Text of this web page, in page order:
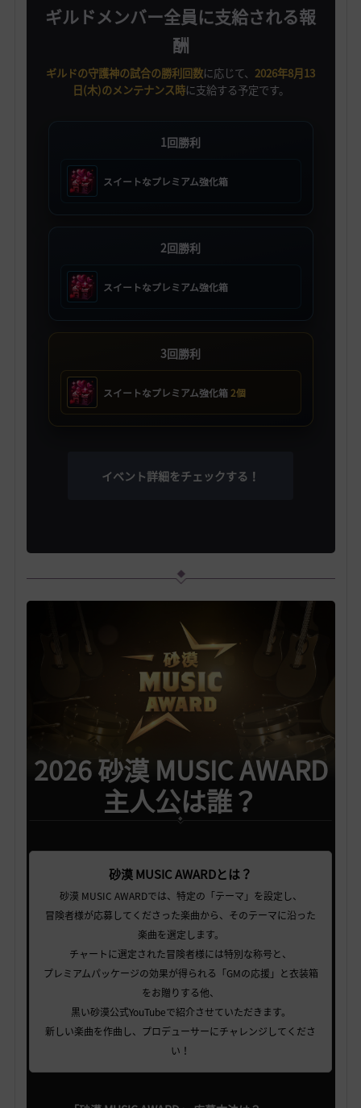
ギルドメンバー全員に支給される報
酬
ギルドの守護神の試合の勝利回数に応じて、 2026年8月13
日(木)のメンテナンス時に支給する予定です。
1回勝利
スイートなプレミアム強化箱
2回勝利
スイートなプレミアム強化箱
3回勝利
スイートなプレミアム強化箱2個
イベント詳細をチェックする！
2026 砂漠 MUSIC AWARD
主人公は誰？
砂漠 MUSIC AWARDとは？
砂漠 MUSIC AWARDでは、特定の「テーマ」を設定し、
冒険者様が応募してくださった楽曲から、そのテーマに沿った
楽曲を選定します。
チャートに選定された冒険者様には特別な称号と、
プレミアムパッケージの効果が得られる「GMの応援」と衣装箱
をお贈りする他、
黒い砂漠公式YouTubeで紹介させていただきます。
新しい楽曲を作曲し、プロデューサーにチャレンジしてくださ
い！